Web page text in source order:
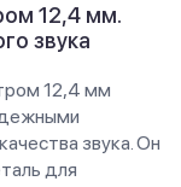
12,4 мм.
звука
12,4 мм
звука. Он
для